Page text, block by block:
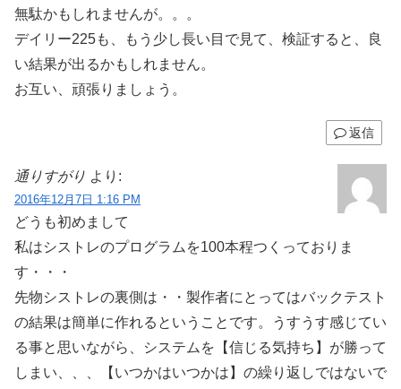
無駄かもしれませんが。。。
デイリー225も、もう少し長い目で見て、検証すると、良
い結果が出るかもしれません。
お互い、頑張りましょう。
返信
通りすがり より:
2016年12月7日 1:16 PM
どうも初めまして
私はシストレのプログラムを100本程つくっておりま
す・・・
先物シストレの裏側は・・製作者にとってはバックテスト
の結果は簡単に作れるということです。うすうす感じてい
る事と思いながら、システムを【信じる気持ち】が勝って
しまい、、、【いつかはいつかは】の繰り返しではないで